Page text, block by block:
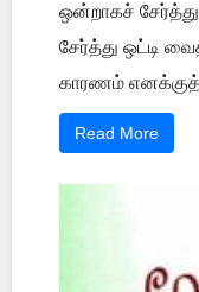
ஒன்றாகச்
சேர்த்து ஒட்டி
காரணம் எனக்குத்
Read More